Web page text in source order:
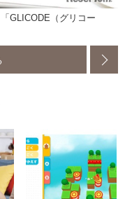
GLICODE（グリコー